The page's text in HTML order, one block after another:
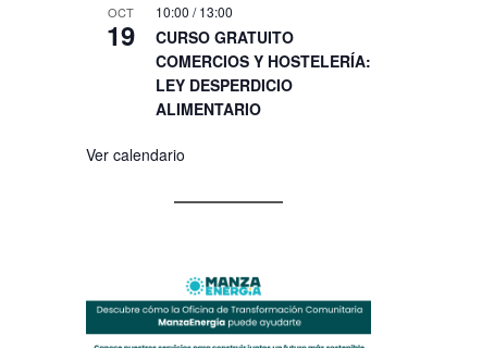
OCT
19
10:00 /13:00
CURSO GRATUITO
COMERCIOS Y HOSTELERÍA:
LEY DESPERDICIO
ALIMENTARIO
Ver calendario